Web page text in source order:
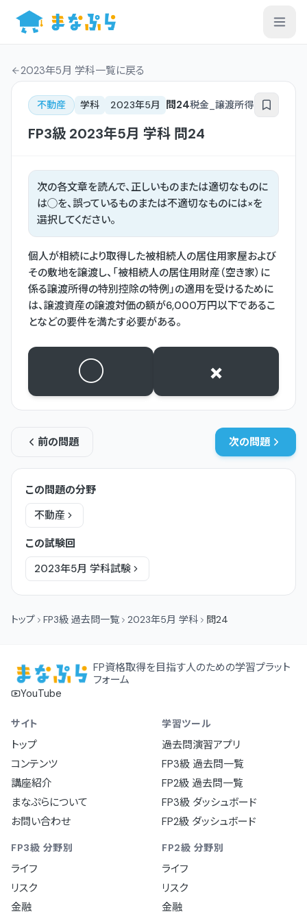
2023年5月 学科一覧に戻る
不動産 学科 2023年5月 問24税金_譲渡所得
FP3級 2023年5月 学科 問24
次の各文章を読んで、正しいものまたは適切なものに
は◯を、誤っているものまたは不適切なものには×を
選択してください。
個人が相続により取得した被相続人の居住用家屋および
その敷地を譲渡し、「被相続人の居住用財産（空き家）に
係る譲渡所得の特別控除の特例」の適用を受けるために
は、譲渡資産の譲渡対価の額が6,000万円以下であるこ
となどの要件を満たす必要がある。
○ ×
前の問題 次の問題
この問題の分野
不動産
この試験回
2023年5月 学科試験
トップ FP3級 過去問一覧 2023年5月 学科 問24
FP資格取得を目指す人のための学習プラット
フォーム
YouTube
サイト
トップ
コンテンツ
講座紹介
まなぷらについて
お問い合わせ
学習ツール
過去問演習アプリ
FP3級 過去問一覧
FP2級 過去問一覧
FP3級 ダッシュボード
FP2級 ダッシュボード
FP3級 分野別
ライフ
リスク
金融
FP2級 分野別
ライフ
リスク
金融